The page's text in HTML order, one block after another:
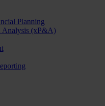
Planning
Analysis (xP&A)